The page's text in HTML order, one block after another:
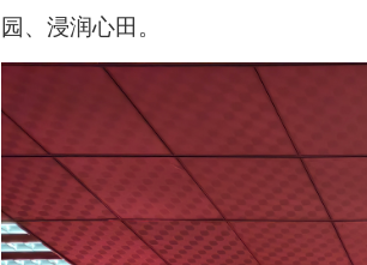
园、浸润心田。